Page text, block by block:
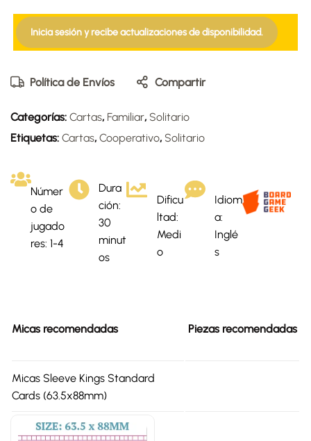
Inicia sesión y recibe actualizaciones de disponibilidad.
Política de Envíos Compartir
Categorías: Cartas, Familiar, Solitario
Etiquetas: Cartas, Cooperativo, Solitario
Númer
o de
jugado
res: 1-4
Dura
ción:
30
minut
os
Dificu
ltad:
Medi
o
Idiom
a:
Inglé
s
Micas recomendadas Piezas recomendadas
Micas Sleeve Kings Standard
Cards (63.5x88mm)